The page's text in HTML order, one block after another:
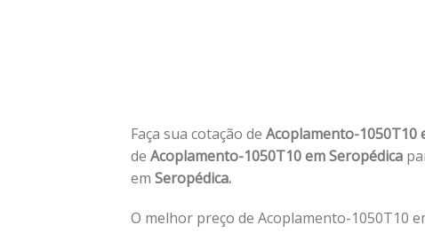
Faça sua cotação de Acoplamento-1050T10
de Acoplamento-1050T10 em Seropédica
em Seropédica.
O melhor preço de Acoplamento-1050T10